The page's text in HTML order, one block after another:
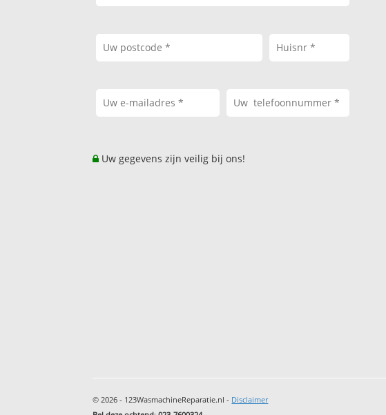
Uw gegevens zijn veilig bij ons!
© 2026 - 123WasmachineReparatie.nl - Disclaimer